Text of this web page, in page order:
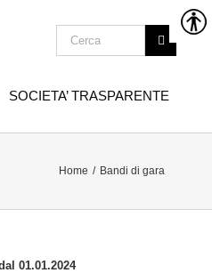
SOCIETA’ TRASPARENTE
Home / Bandi di gara
01.01.2024